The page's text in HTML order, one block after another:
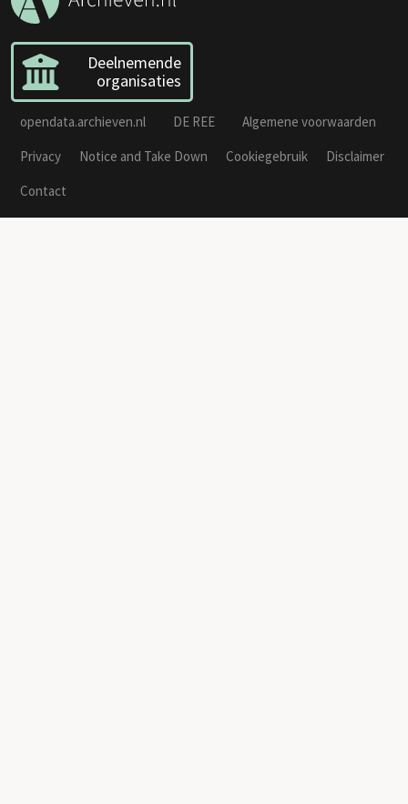
Deelnemende
organisaties
opendata.archieven.nl DE REE
Algemene voorwaarden
Privacy
Notice and Take Down Cookiegebruik
Disclaimer
Contact